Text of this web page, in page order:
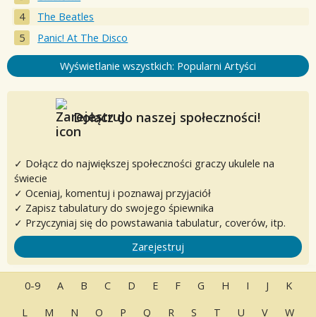
The Beatles
Panic! At The Disco
Wyświetlanie wszystkich: Popularni Artyści
Dołącz do naszej społeczności!
✓ Dołącz do największej społeczności graczy ukulele na
świecie
✓ Oceniaj, komentuj i poznawaj przyjaciół
✓ Zapisz tabulatury do swojego śpiewnika
✓ Przyczyniaj się do powstawania tabulatur, coverów, itp.
Zarejestruj
0-9 A B C D E F G H I J
K
L
M N O P Q R S T U V W